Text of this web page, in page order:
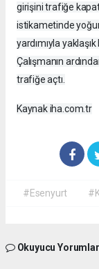
girişini trafiğe
istikametinde
yardımıyla
Çalışmanın
trafiğe açtı.
Kaynak iha.com.tr
#Esenyurt
Okuyucu